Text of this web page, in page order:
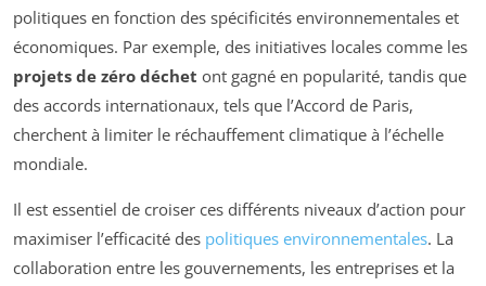
politiques en fonction des spécificités environnementales et
économiques. Par exemple, des initiatives locales comme les
projets de zéro déchet ont gagné en popularité, tandis que
des accords internationaux, tels que l’Accord de Paris,
cherchent à limiter le réchauffement climatique à l’échelle
mondiale.
Il est essentiel de croiser ces différents niveaux d’action pour
maximiser l’efficacité des politiques environnementales. La
collaboration entre les gouvernements, les entreprises et la